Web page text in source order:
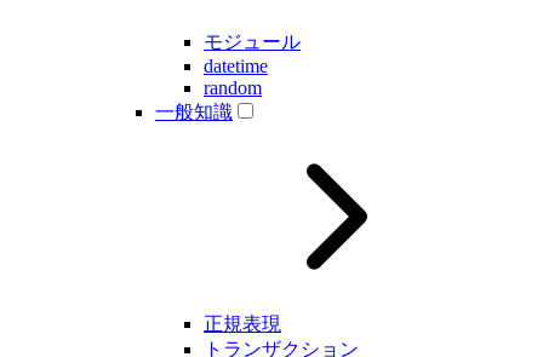
モジュール
datetime
random
一般知識
正規表現
トランザクション